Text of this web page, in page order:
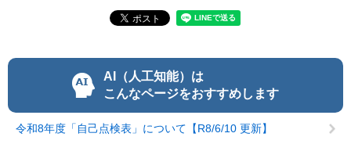
AI（人工知能）は
こんなページをおすすめします
令和8年度「自己点検表」について【R8/6/10 更新】